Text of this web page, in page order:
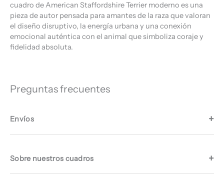
cuadro de American Staffordshire Terrier moderno es una
pieza de autor pensada para amantes de la raza que valoran
el diseño disruptivo, la energía urbana y una conexión
emocional auténtica con el animal que simboliza coraje y
fidelidad absoluta.
Preguntas frecuentes
Envíos
Sobre nuestros cuadros